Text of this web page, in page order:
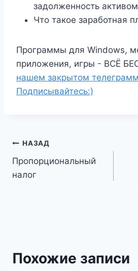
задолженность
Что такое заработная
Программы для Windows,
приложения, игры - ВСЁ
нашем закрытом
Подписывайтесь:)
Навигация
по
НАЗАД
Пропорциональный
налог
Похожие записи